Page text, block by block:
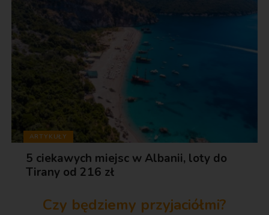
ARTYKUŁY
5 ciekawych miejsc w Albanii, loty do
Tirany od 216 zł
Czy będziemy przyjaciółmi?